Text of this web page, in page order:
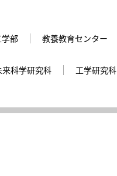
部 教養教育センター
来科学研究科
工学研究科